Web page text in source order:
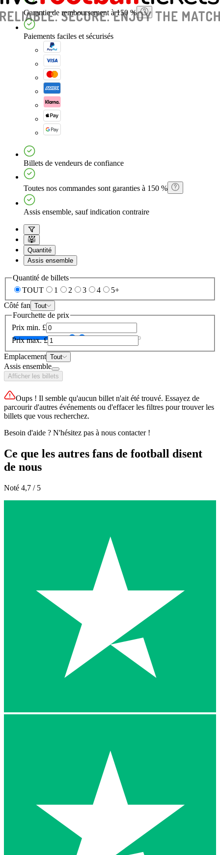
Garantie de remboursement à 150 %
Paiements faciles et sécurisés
Billets de vendeurs de confiance
Toutes nos commandes sont garanties à 150 %
Assis ensemble, sauf indication contraire
Quantité
Assis ensemble
Quantité de billets
TOUT
1 2 3 4
5+
Côté fan Tout
Fourchette de prix
Prix min. £
Prix max. £
Emplacement Tout
Assis ensemble
Afficher les billets
Oups ! Il semble qu'aucun billet n'ait été trouvé. Essayez de
parcourir d'autres événements ou d'effacer les filtres pour trouver les
billets que vous recherchez.
Besoin d'aide ? N'hésitez pas à nous contacter !
Ce que les autres fans de football disent
de nous
Noté 4,7 / 5